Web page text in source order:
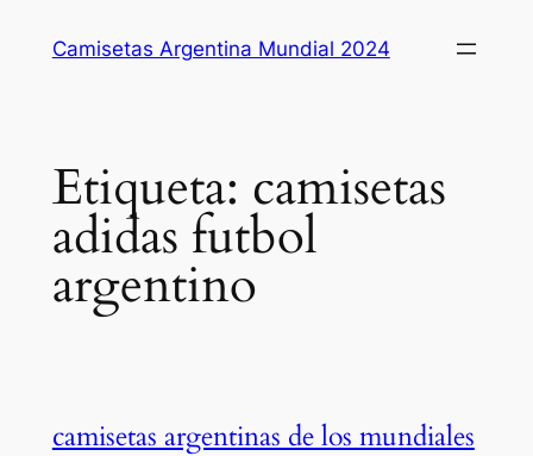
Camisetas Argentina Mundial 2024
Etiqueta: camisetas
adidas futbol
argentino
camisetas argentinas de los mundiales